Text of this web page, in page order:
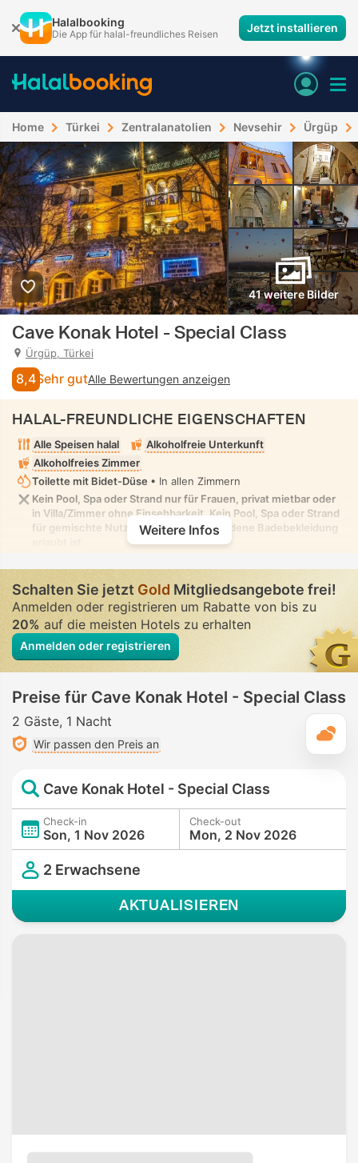
Halalbooking
Die App für halal-freundliches Reisen Jetzt installieren
Home Türkei Zentralanatolien Nevsehir Ürgüp
41 weitere Bilder
Cave Konak Hotel - Special Class
Ürgüp, Türkei
8,4 Sehr gutAlle Bewertungen anzeigen
HALAL-FREUNDLICHE EIGENSCHAFTEN
Alle Speisen halal
Alkoholfreie Unterkunft
Alkoholfreies Zimmer
Toilette mit Bidet-Düse • In allen Zimmern
Kein Pool, Spa oder Strand nur für Frauen, privat mietbar oder
in Villa/Zimmer ohne Einsehbarkeit. Kein Pool, Spa oder Strand
für gemischte Nutzung, in dem bescheidene Badebekleidung
Weitere Infos
Schalten Sie jetztGold Mitgliedsangebote frei!
Anmelden oder registrieren um Rabatte von bis zu
20%auf die meisten Hotels zu erhalten
Anmelden oder registrieren
Preise für Cave Konak Hotel - Special Class
2 Gäste 1 Nacht
Wir passen den Preis an
Cave Konak Hotel - Special Class
Check-in
Son, 1 Nov 2026
Check-out
Mon, 2 Nov 2026
2 Erwachsene
AKTUALISIEREN